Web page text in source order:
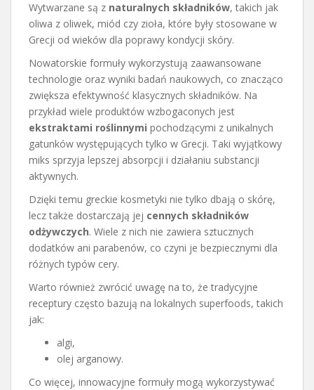
Wytwarzane są z naturalnych składników, takich jak
oliwa z oliwek, miód czy zioła, które były stosowane w
Grecji od wieków dla poprawy kondycji skóry.
Nowatorskie formuły wykorzystują zaawansowane
technologie oraz wyniki badań naukowych, co znacząco
zwiększa efektywność klasycznych składników. Na
przykład wiele produktów wzbogaconych jest
ekstraktami roślinnymi pochodzącymi z unikalnych
gatunków występujących tylko w Grecji. Taki wyjątkowy
miks sprzyja lepszej absorpcji i działaniu substancji
aktywnych.
Dzięki temu greckie kosmetyki nie tylko dbają o skórę,
lecz także dostarczają jej cennych składników
odżywczych. Wiele z nich nie zawiera sztucznych
dodatków ani parabenów, co czyni je bezpiecznymi dla
różnych typów cery.
Warto również zwrócić uwagę na to, że tradycyjne
receptury często bazują na lokalnych superfoods, takich
jak:
algi,
olej arganowy.
Co więcej, innowacyjne formuły mogą wykorzystywać